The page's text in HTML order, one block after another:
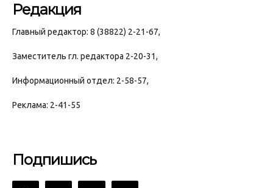
Редакция
Главный редактор: 8 (38822) 2-21-67,
Заместитель гл. редактора 2-20-31,
Информационный отдел: 2-58-57,
Реклама: 2-41-55
Подпишись